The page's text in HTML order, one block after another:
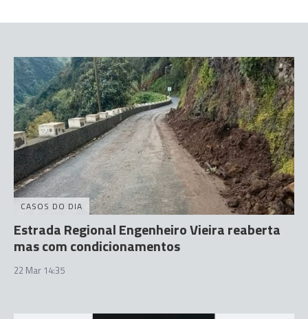
CASOS DO DIA
Estrada Regional Engenheiro Vieira reaberta
mas com condicionamentos
22 Mar 14:35